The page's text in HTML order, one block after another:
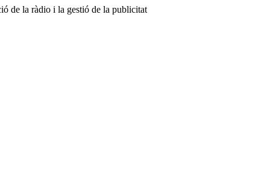
de la ràdio i la gestió de la publicitat